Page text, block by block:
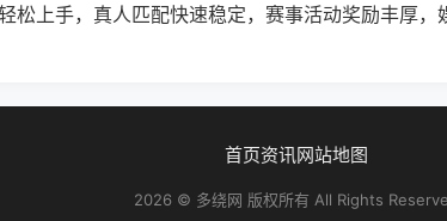
松上手，真人匹配快速稳定，赛事活动奖励丰厚，
首页资讯网站地图
2026 © 多绕网 版权所有 All Rights